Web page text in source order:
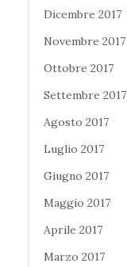
Dicembre 2017
Novembre 2017
Ottobre 2017
Settembre 2017
Agosto 2017
Luglio 2017
Giugno 2017
Maggio 2017
Aprile 2017
Marzo 2017